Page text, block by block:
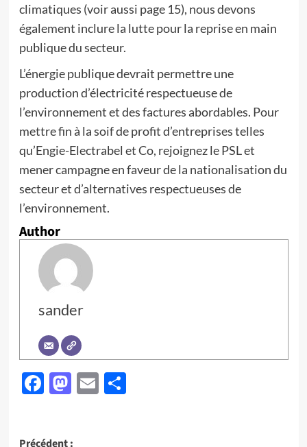
climatiques (voir aussi page 15), nous devons
également inclure la lutte pour la reprise en main
publique du secteur.
L’énergie publique devrait permettre une
production d’électricité respectueuse de
l’environnement et des factures abordables. Pour
mettre fin à la soif de profit d’entreprises telles
qu’Engie-Electrabel et Co, rejoignez le PSL et
mener campagne en faveur de la nationalisation du
secteur et d’alternatives respectueuses de
l’environnement.
Author
sander
Facebook
Mastodon
EmailPartager
Précédent :